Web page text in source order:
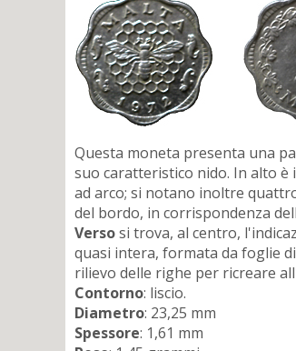
Questa moneta presenta una
suo caratteristico nido. In alto è
ad arco; si notano inoltre
del bordo, in corrispondenza
Versosi trova, al centro,
quasi intera, formata da foglie
rilievo delle righe per ricreare
Contorno: liscio.
Diametro: 23,25 mm
Spessore: 1,61 mm